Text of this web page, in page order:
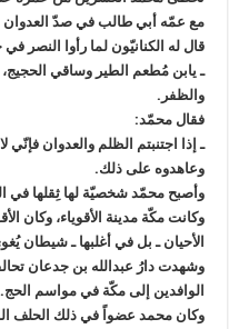
مع عمّه أبي طالب في صدّ العدوان
قال له الكنانيّون لما رأوا النصر
ـ يابن مُطعم الطير وساقي الحجيج،
والظفر.
فقال محمّد:
ـ إذا اجتنبتم الظلم والعدوان فإنّي
وعاهدوه على ذلك.
وأصبح محمّد شخصيّة لها ثِقلها في
وكانت مكّة مدينة الأقوياء، وكان
الأحيان ـ بل في أغلبها ـ شيطان
وشهدت دارُ عبدالله بن جدعان
الوافدين إلى مكّة في مواسم الحج.